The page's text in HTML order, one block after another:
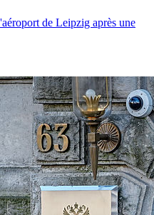
de Leipzig après une